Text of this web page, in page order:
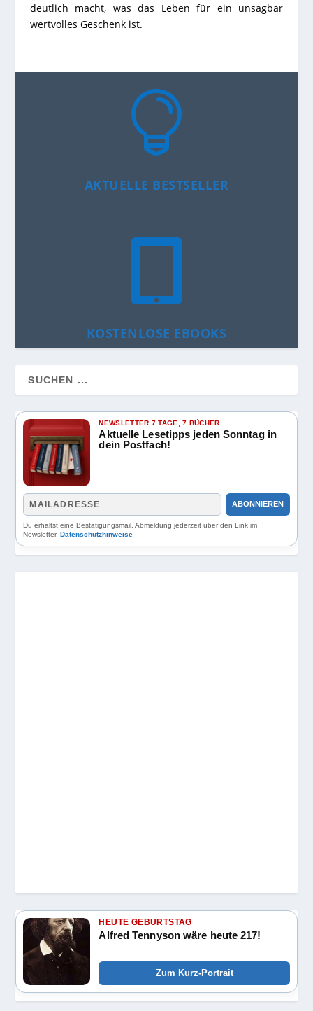
deutlich macht, was das Leben für ein unsagbar
wertvolles Geschenk ist.

AKTUELLE BESTSELLER
KOSTENLOSE EBOOKS
NEWSLETTER 7 TAGE, 7 BÜCHER
Aktuelle Lesetipps jeden Sonntag in
dein Postfach!
ABONNIEREN
Du erhältst eine Bestätigungsmail. Abmeldung jederzeit über den Link im
Newsletter.Datenschutzhinweise
HEUTE GEBURTSTAG
Alfred Tennyson wäre heute 217!
Zum Kurz-Portrait